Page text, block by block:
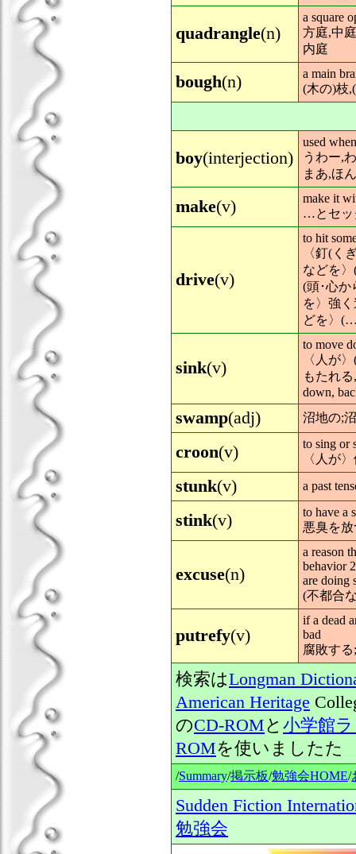
quadrangle(n)
a square
方庭,中
内庭
bough(n)
a main
(木の)枝
boy(interjection)
used
うわー,
まあ,ほ
make(v)
make it
…とセッ
drive(v)
to hit
〈釘(く
などを
(頭･心か
を〉強
どを〉
sink(v)
to move
〈人が
もたれ
down,
swamp(adj) 沼地の;
croon(v)
to sing or
〈人が
stunk(v) a past
stink(v)
to have a
悪臭を
excuse(n)
a reason
behavior
are doing
(不都合
putrefy(v)
if a dead
bad
腐敗す
検索はLongman
American Heritage
のCD-ROMと 小学館
ROMを使いましたた
/Summary/掲示板/勉強会HOME/
Sudden Fiction
勉強会